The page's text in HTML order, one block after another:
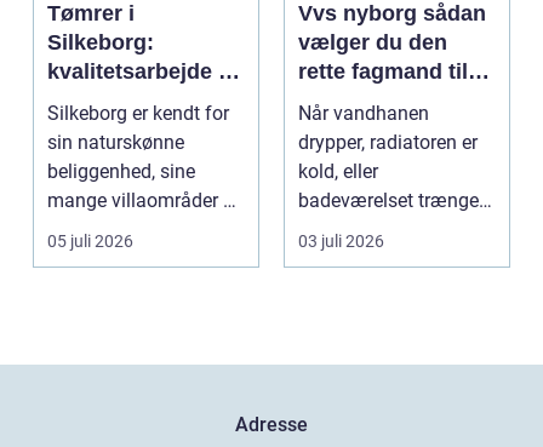
Tømrer i
Silkeborg:
kvalitetsarbejde til
overkommelige
priser
Silkeborg er kendt for
sin naturskønne
beliggenhed, sine
mange villaområder og
en bland...
05 juli 2026
Vvs nyborg sådan
vælger du den
rette fagmand til
opgaven
Når vandhanen
drypper, radiatoren er
kold, eller
badeværelset trænger
til en gennemgribende
renoveri...
03 juli 2026
Adresse